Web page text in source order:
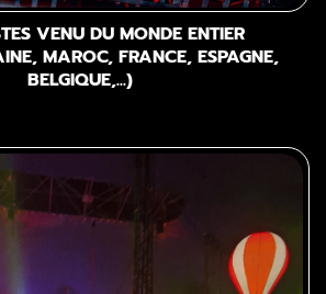
VENU DU MONDE ENTIER
MAROC, FRANCE, ESPAGNE,
BELGIQUE,...)